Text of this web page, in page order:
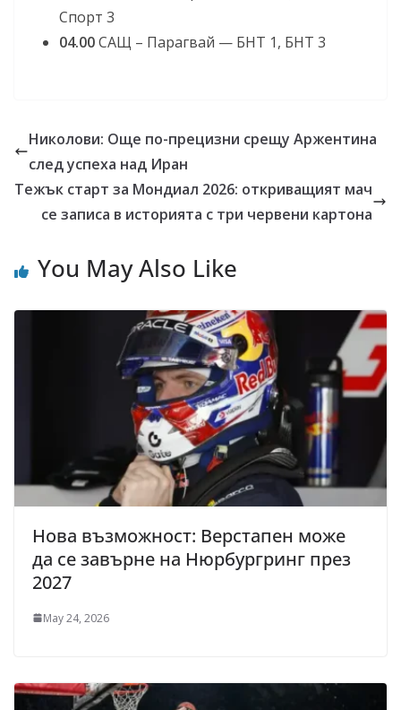
Спорт 3
04.00САЩ – Парагвай — БНТ 1, БНТ 3
Николови: Още по-прецизни срещу Аржентина
след успеха над Иран
Тежък старт за Мондиал 2026: откриващият мач
се записа в историята с три червени картона
You May Also Like
Нова възможност: Верстапен може
да се завърне на Нюрбургринг през
2027
May 24, 2026